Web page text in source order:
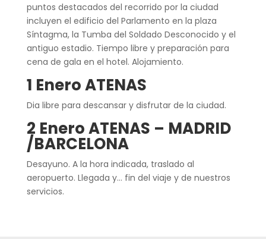
puntos destacados del recorrido por la ciudad
incluyen el edificio del Parlamento en la plaza
Síntagma, la Tumba del Soldado Desconocido y el
antiguo estadio. Tiempo libre y preparación para
cena de gala en el hotel. Alojamiento.
1 Enero ATENAS
Dia libre para descansar y disfrutar de la ciudad.
2 Enero ATENAS – MADRID
/BARCELONA
Desayuno. A la hora indicada, traslado al
aeropuerto. Llegada y… fin del viaje y de nuestros
servicios.